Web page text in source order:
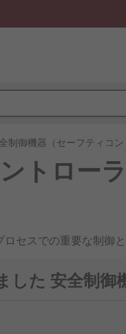
制御機器（セーフティコン
トローラ
セスでの重要な制御
した 安全制御